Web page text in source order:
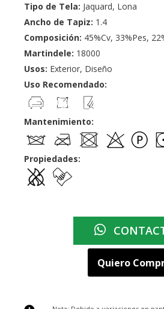
Tipo de Tela: Jaquard, Lona
Ancho de Tapiz: 1.4
Composición: 45%Cv, 33%Pes,
Martindele: 18000
Usos: Exterior, Diseño
Uso Recomendado:
Mantenimiento:
Propiedades:
Quiero